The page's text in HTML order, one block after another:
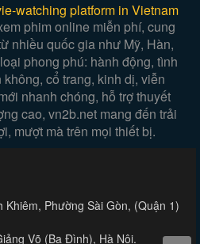
watching platform in Vietnam
phim online miễn phí, cung
nhiều quốc gia như Mỹ, Hàn,
phong phú: hành động, tình
cổ trang, kinh dị, viễn
nhanh chóng, hỗ trợ thuyết
cao, vn2b.net mang đến trải
mượt mà trên mọi thiết bị.
Phường Sài Gòn, (Quận 1)
Võ (Ba Đình), Hà Nội.